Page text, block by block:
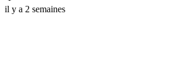
il y a 2 semaines